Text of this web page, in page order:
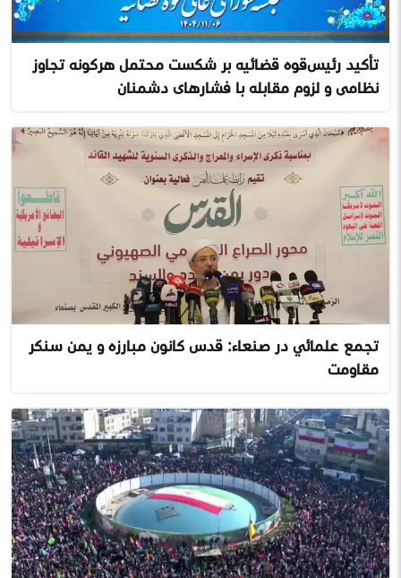
تأکید رئیس‌قوه قضائیه بر شکست محتمل هرگونه تجاوز
نظامی و لزوم مقابله با فشارهای دشمنان
تجمع علمائي در صنعاء: قدس کانون مبارزه و یمن سنگر
مقاومت